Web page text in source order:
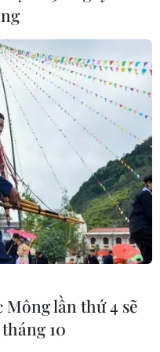
TÁM, KHÚC THANH
định sử dụng
trợ
Mông lần thứ 4 sẽ
10